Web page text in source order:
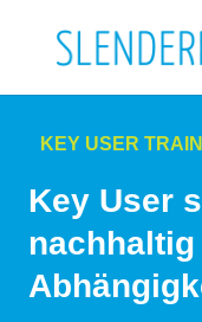
KEY USER
Key User